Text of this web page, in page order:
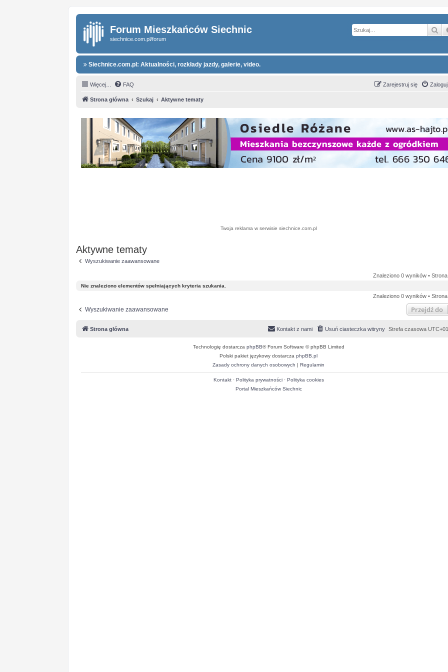
Forum Mieszkańców Siechnic
siechnice.com.pl/forum
Siechnice.com.pl: Aktualności, rozkłady jazdy, galerie, video.
Więcej… FAQ Zarejestruj się
Strona główna Szukaj Aktywne tematy
Twoja reklama w serwisie siechnice.com.pl
Aktywne tematy
Wyszukiwanie zaawansowane
Znaleziono 0 wyników • Strona
Nie znaleziono elementów spełniających kryteria szukania.
Znaleziono 0 wyników • Strona
Wyszukiwanie zaawansowane Przejdź do
Strona główna Strefa czasowa
Usuń ciasteczka witryny
Kontakt z nami
Technologię dostarcza phpBB® Forum Software © phpBB Limited
Polski pakiet językowy dostarcza phpBB.pl
Zasady ochrony danych osobowych | Regulamin
Kontakt· Polityka prywatności· Polityka cookies
Portal Mieszkańców Siechnic